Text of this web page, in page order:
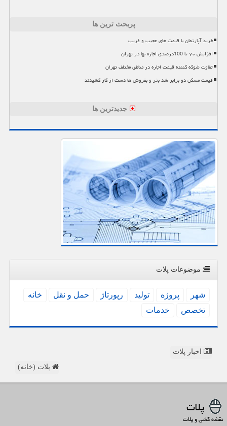
پربحث ترین ها
خرید آپارتمان با قیمت های عجیب و غریب
افزایش ۷۰ تا 100درصدی اجاره بها در تهران
تفاوت شوکه کننده قیمت اجاره در مناطق مختلف تهران
قیمت مسکن دو برابر شد بخر و بفروش ها دست از کار کشیدند
جدیدترین ها
موضوعات پلات
شهر پروژه تولید رپورتاژ حمل و نقل
خانه
تخصص
خدمات
اخبار پلات
پلات (خانه)
پلات
نقشه کشی و پلات